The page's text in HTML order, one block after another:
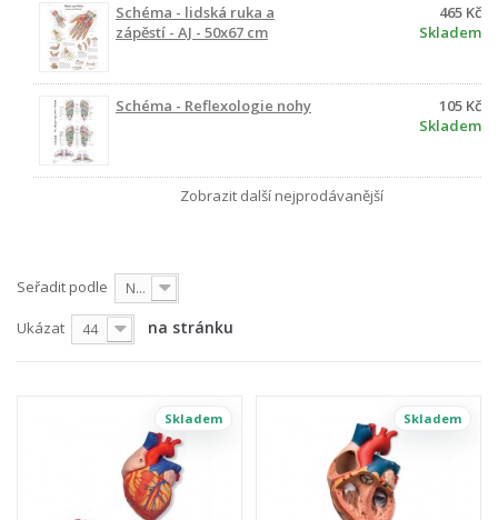
Schéma - lidská ruka a
zápěstí - AJ - 50x67 cm
465 Kč
Skladem
Schéma - Reflexologie nohy
105 Kč
Skladem
Zobrazit další nejprodávanější
Seřadit podle Nejprve produkty skladem
Ukázat 44 na stránku
Skladem Skladem